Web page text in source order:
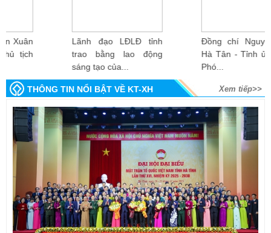
Lãnh đạo LĐLĐ tỉnh
trao bằng lao động
Đồng chí Nguyễn Thị
Hà Tân - Tỉnh ủy viên,
THÔNG TIN NỔI BẬT VỀ KT-XH Xem tiếp>>